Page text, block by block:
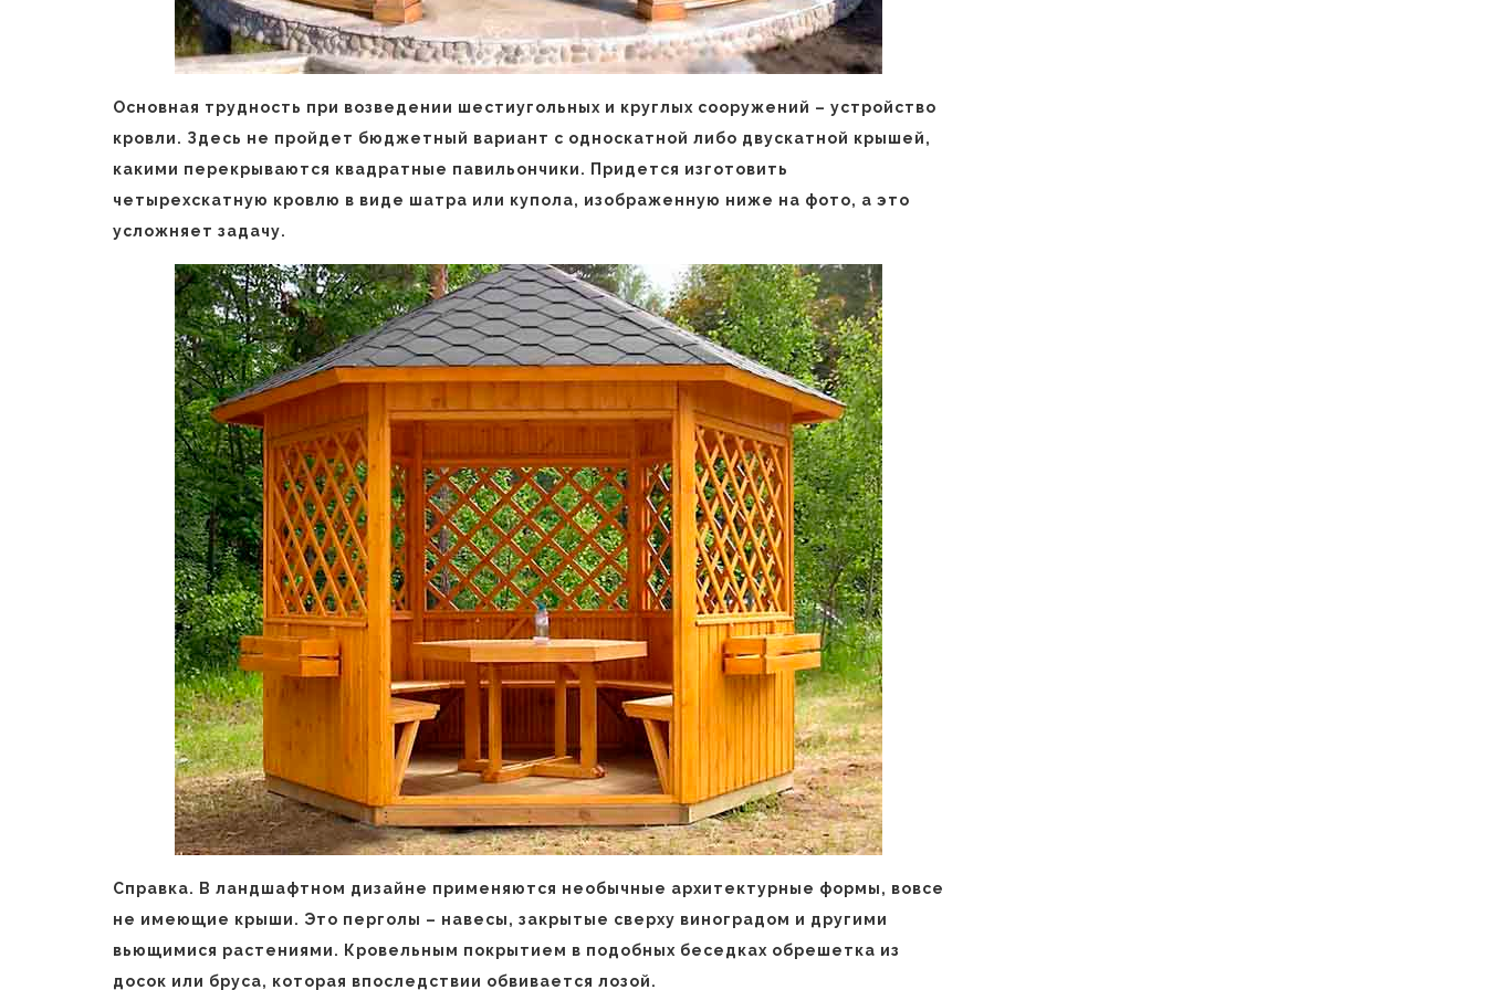
Основная трудность при возведении шестиугольных и круглых сооружений – устройство
кровли. Здесь не пройдет бюджетный вариант с односкатной либо двускатной крышей,
какими перекрываются квадратные павильончики. Придется изготовить
четырехскатную кровлю в виде шатра или купола, изображенную ниже на фото, а это
усложняет задачу.
Справка. В ландшафтном дизайне применяются необычные архитектурные формы, вовсе
не имеющие крыши. Это перголы – навесы, закрытые сверху виноградом и другими
вьющимися растениями. Кровельным покрытием в подобных беседках обрешетка из
досок или бруса, которая впоследствии обвивается лозой.